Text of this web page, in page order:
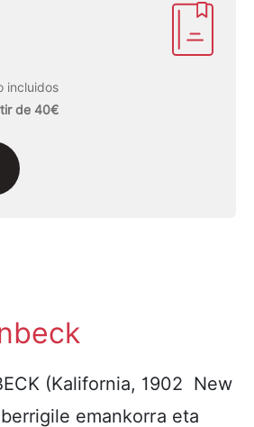
incluidos
de 40€
(Kalifornia, 1902  New
emankorra eta